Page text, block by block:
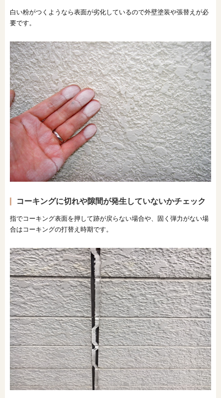
白い粉がつくようなら表面が劣化しているので外壁塗装や張替えが必
要です。
コーキングに切れや隙間が発生していないかチェック
指でコーキング表面を押して跡が戻らない場合や、固く弾力がない場
合はコーキングの打替え時期です。